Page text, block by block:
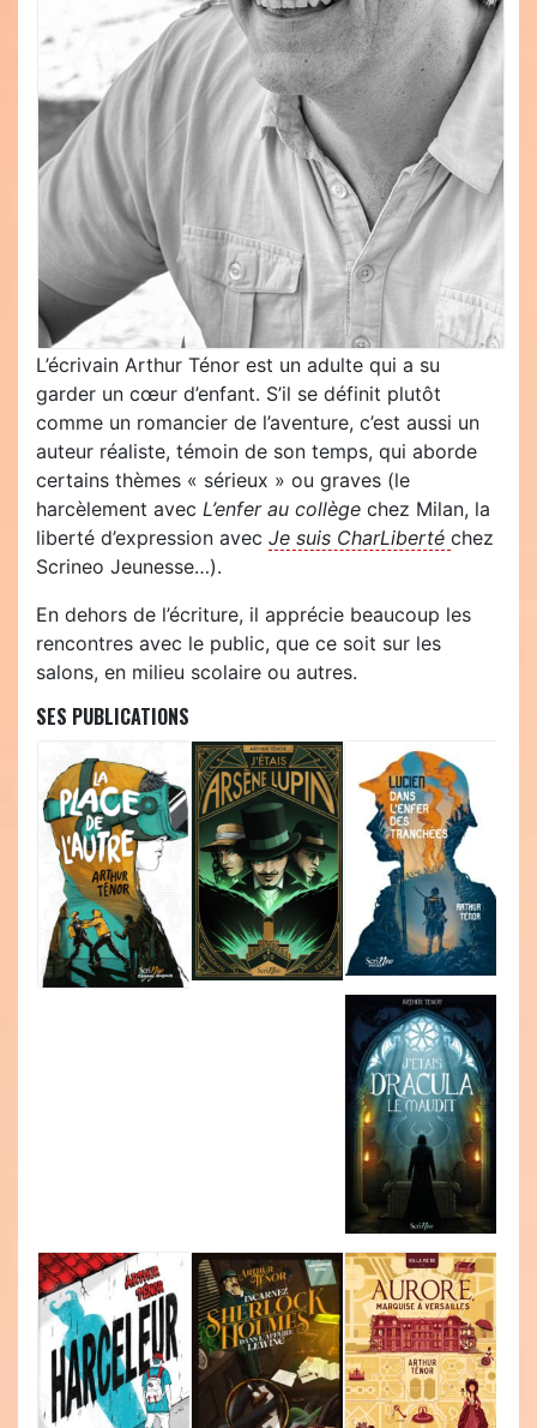
L’écrivain Arthur Ténor est un adulte qui a su
garder un cœur d’enfant. S’il se définit plutôt
comme un romancier de l’aventure, c’est aussi un
auteur réaliste, témoin de son temps, qui aborde
certains thèmes « sérieux » ou graves (le
harcèlement avec L’enfer au collège chez Milan, la
liberté d’expression avec Je suis CharLiberté chez
Scrineo Jeunesse…).
En dehors de l’écriture, il apprécie beaucoup les
rencontres avec le public, que ce soit sur les
salons, en milieu scolaire ou autres.
SES PUBLICATIONS